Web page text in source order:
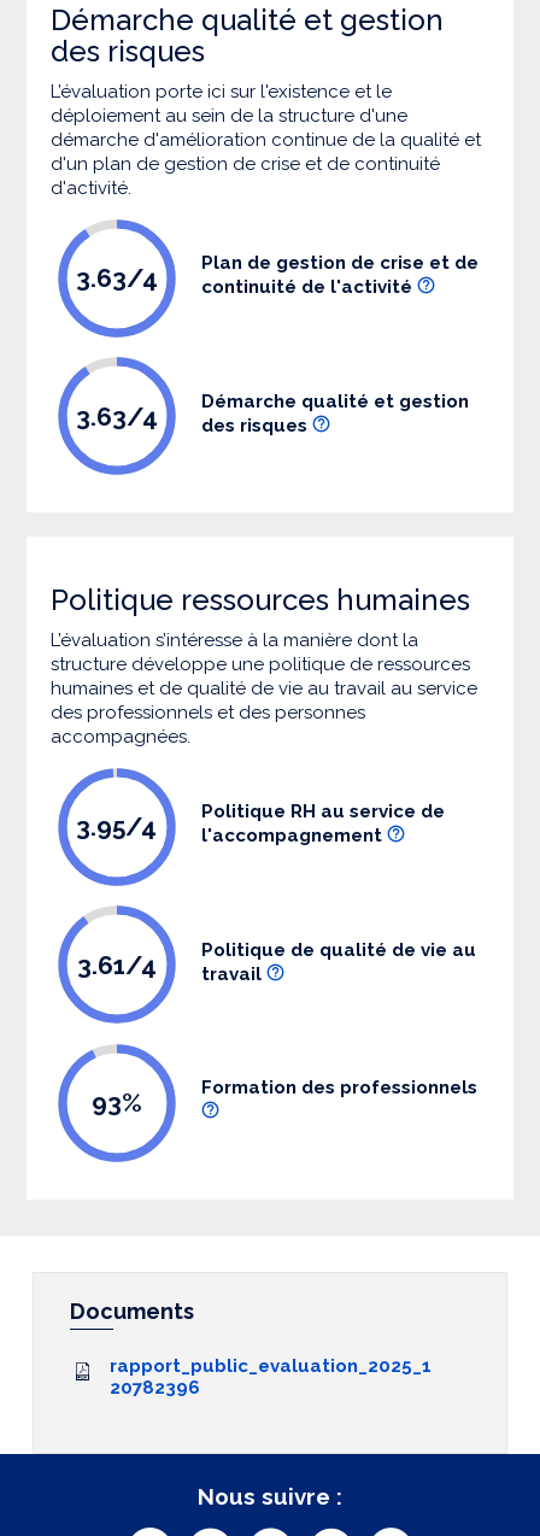
Démarche qualité et gestion
des risques
L’évaluation porte ici sur l'existence et le
déploiement au sein de la structure d'une
démarche d'amélioration continue de la qualité et
d'un plan de gestion de crise et de continuité
d'activité.
3.63/4
Plan de gestion de crise et de
continuité de l'activité
3.63/4
Démarche qualité et gestion
des risques
Politique ressources humaines
L’évaluation s’intéresse à la manière dont la
structure développe une politique de ressources
humaines et de qualité de vie au travail au service
des professionnels et des personnes
accompagnées.
3.95/4
Politique RH au service de
l'accompagnement
3.61/4
Politique de qualité de vie au
travail
93% Formation des professionnels
Documents
rapport_public_evaluation_2025_1
20782396
Nous suivre :